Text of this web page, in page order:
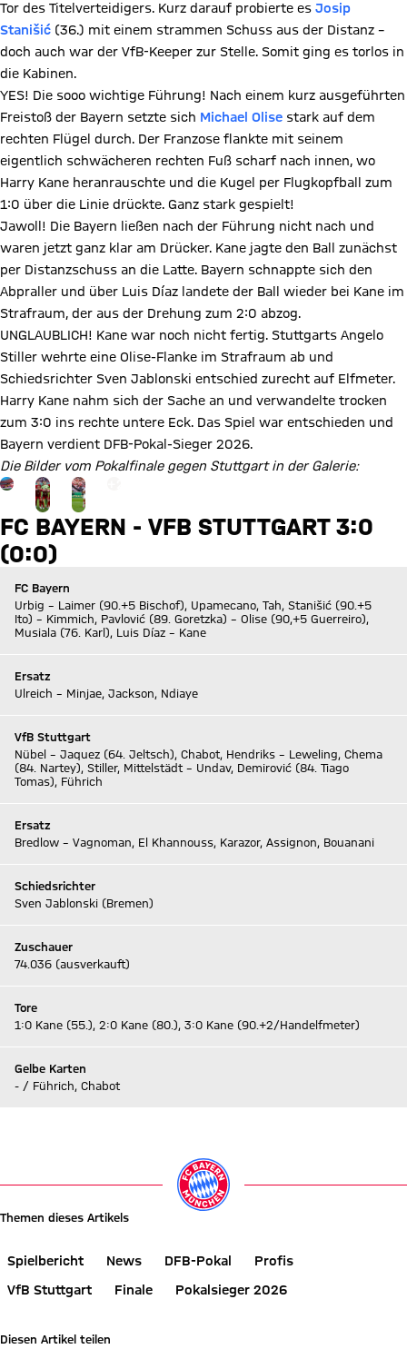
Tor des Titelverteidigers. Kurz darauf probierte es Josip
Stanišić (36.) mit einem strammen Schuss aus der Distanz –
doch auch war der VfB-Keeper zur Stelle. Somit ging es torlos in
die Kabinen.
YES! Die sooo wichtige Führung! Nach einem kurz ausgeführten
Freistoß der Bayern setzte sich Michael Olise stark auf dem
rechten Flügel durch. Der Franzose flankte mit seinem
eigentlich schwächeren rechten Fuß scharf nach innen, wo
Harry Kane heranrauschte und die Kugel per Flugkopfball zum
1:0 über die Linie drückte. Ganz stark gespielt!
Jawoll! Die Bayern ließen nach der Führung nicht nach und
waren jetzt ganz klar am Drücker. Kane jagte den Ball zunächst
per Distanzschuss an die Latte. Bayern schnappte sich den
Abpraller und über Luis Díaz landete der Ball wieder bei Kane im
Strafraum, der aus der Drehung zum 2:0 abzog.
UNGLAUBLICH! Kane war noch nicht fertig. Stuttgarts Angelo
Stiller wehrte eine Olise-Flanke im Strafraum ab und
Schiedsrichter Sven Jablonski entschied zurecht auf Elfmeter.
Harry Kane nahm sich der Sache an und verwandelte trocken
zum 3:0 ins rechte untere Eck. Das Spiel war entschieden und
Bayern verdient DFB-Pokal-Sieger 2026.
Die Bilder vom Pokalfinale gegen Stuttgart in der Galerie:
Gehe zu Gallerie Seite: zur Galerie
FC BAYERN - VFB STUTTGART 3:0
(0:0)
FC Bayern
Urbig – Laimer (90.+5 Bischof), Upamecano, Tah, Stanišić (90.+5
Ito) – Kimmich, Pavlović (89. Goretzka) – Olise (90,+5 Guerreiro),
Musiala (76. Karl), Luis Díaz – Kane
Ersatz
Ulreich – Minjae, Jackson, Ndiaye
VfB Stuttgart
Nübel – Jaquez (64. Jeltsch), Chabot, Hendriks – Leweling, Chema
(84. Nartey), Stiller, Mittelstädt – Undav, Demirović (84. Tiago
Tomas), Führich
Ersatz
Bredlow – Vagnoman, El Khannouss, Karazor, Assignon, Bouanani
Schiedsrichter
Sven Jablonski (Bremen)
Zuschauer
74.036 (ausverkauft)
Tore
1:0 Kane (55.), 2:0 Kane (80.), 3:0 Kane (90.+2/Handelfmeter)
Gelbe Karten
- / Führich, Chabot
Themen dieses Artikels
Spielbericht News DFB-Pokal
Profis
VfB Stuttgart
Finale Pokalsieger 2026
Diesen Artikel teilen